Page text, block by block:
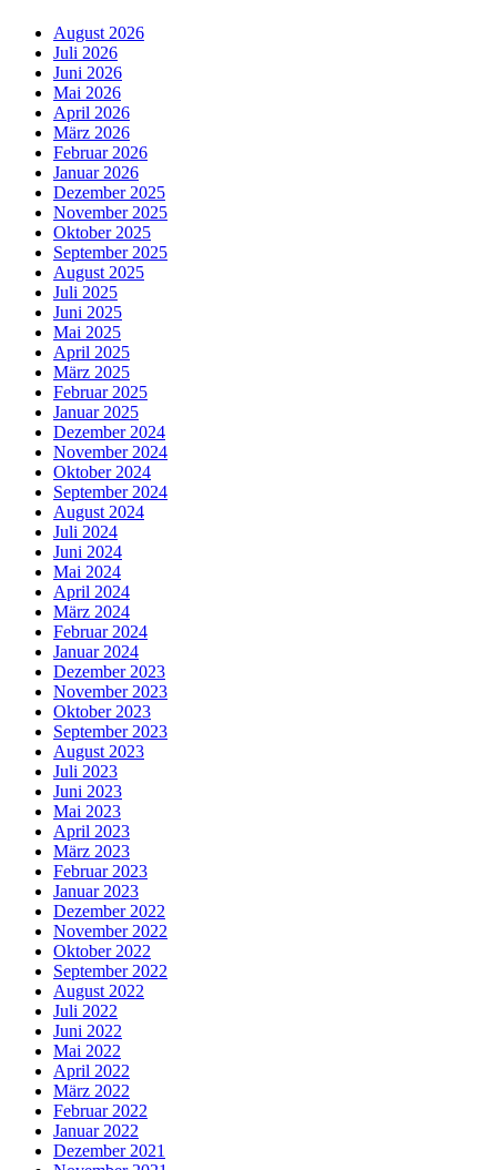
August 2026
Juli 2026
Juni 2026
Mai 2026
April 2026
März 2026
Februar 2026
Januar 2026
Dezember 2025
November 2025
Oktober 2025
September 2025
August 2025
Juli 2025
Juni 2025
Mai 2025
April 2025
März 2025
Februar 2025
Januar 2025
Dezember 2024
November 2024
Oktober 2024
September 2024
August 2024
Juli 2024
Juni 2024
Mai 2024
April 2024
März 2024
Februar 2024
Januar 2024
Dezember 2023
November 2023
Oktober 2023
September 2023
August 2023
Juli 2023
Juni 2023
Mai 2023
April 2023
März 2023
Februar 2023
Januar 2023
Dezember 2022
November 2022
Oktober 2022
September 2022
August 2022
Juli 2022
Juni 2022
Mai 2022
April 2022
März 2022
Februar 2022
Januar 2022
Dezember 2021